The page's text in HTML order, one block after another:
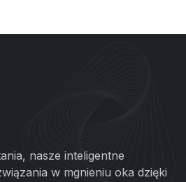
nasze inteligentne
w mgnieniu oka dzięki